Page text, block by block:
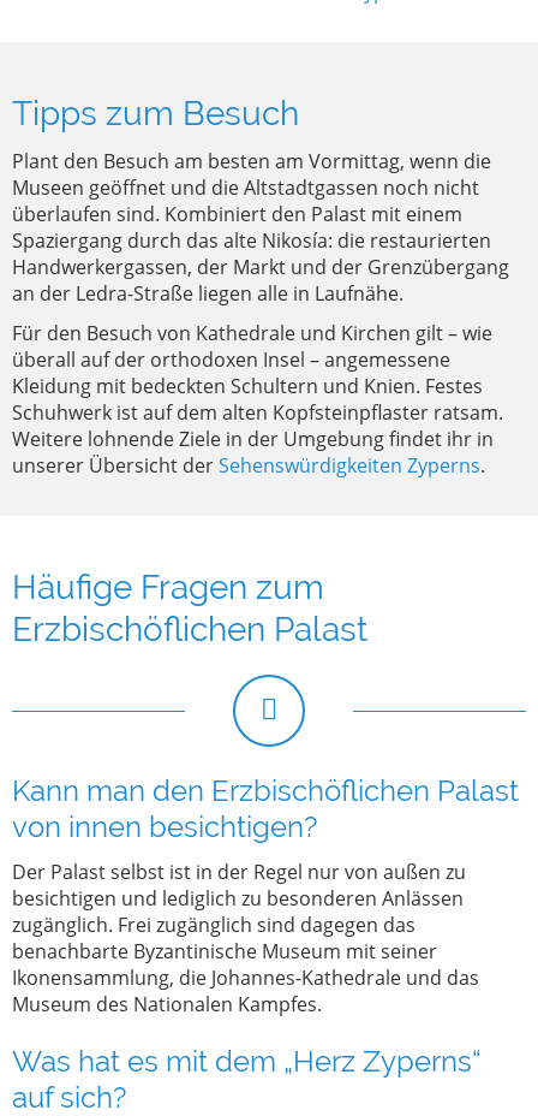
Tipps zum Besuch
Plant den Besuch am besten am Vormittag, wenn die
Museen geöffnet und die Altstadtgassen noch nicht
überlaufen sind. Kombiniert den Palast mit einem
Spaziergang durch das alte Nikosía: die restaurierten
Handwerkergassen, der Markt und der Grenzübergang
an der Ledra-Straße liegen alle in Laufnähe.
Für den Besuch von Kathedrale und Kirchen gilt – wie
überall auf der orthodoxen Insel – angemessene
Kleidung mit bedeckten Schultern und Knien. Festes
Schuhwerk ist auf dem alten Kopfsteinpflaster ratsam.
Weitere lohnende Ziele in der Umgebung findet ihr in
unserer Übersicht derSehenswürdigkeiten Zyperns.
Häufige Fragen zum
Erzbischöflichen Palast
Kann man den Erzbischöflichen Palast
von innen besichtigen?
Der Palast selbst ist in der Regel nur von außen zu
besichtigen und lediglich zu besonderen Anlässen
zugänglich. Frei zugänglich sind dagegen das
benachbarte Byzantinische Museum mit seiner
Ikonensammlung, die Johannes-Kathedrale und das
Museum des Nationalen Kampfes.
Was hat es mit dem „Herz Zyperns“
auf sich?